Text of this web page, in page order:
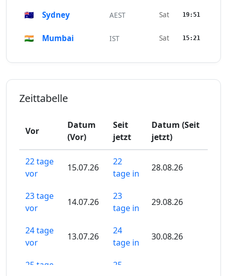
🇦🇺 Sydney AEST Sat 19:51
🇮🇳 Mumbai IST Sat 15:21
Zeittabelle
Vor
Datum
(Vor)
Seit
jetzt
Datum (Seit
jetzt)
22 tage
vor
15.07.26
22
tage in
28.08.26
23 tage
vor
14.07.26
23
tage in
29.08.26
24 tage
vor
13.07.26
24
tage in
30.08.26
25 tage
25